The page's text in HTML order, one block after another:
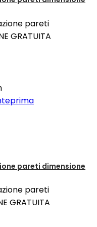
pareti
GRATUITA
pareti dimensione
pareti
GRATUITA